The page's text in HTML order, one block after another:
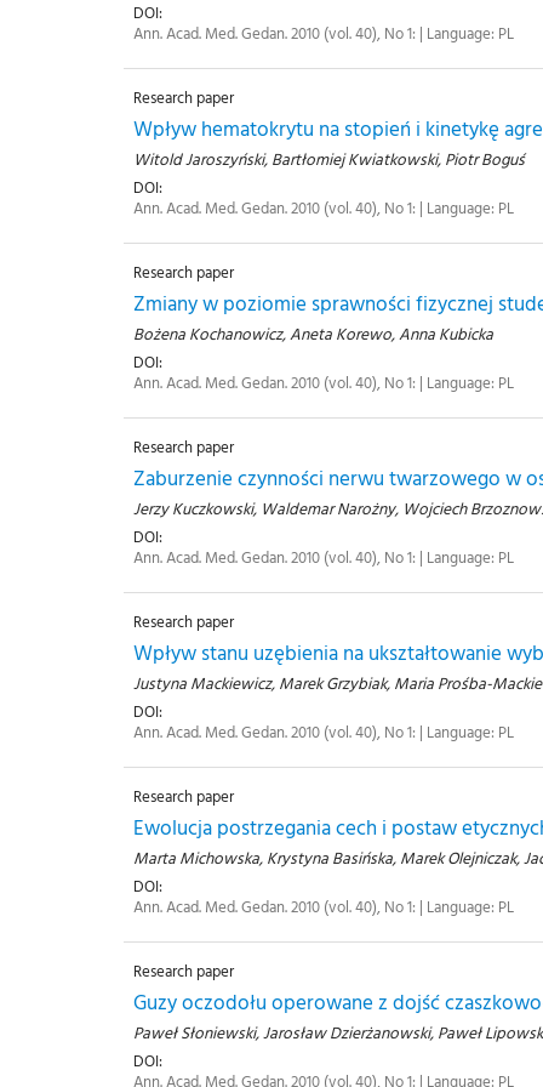
DOI:
Ann. Acad. Med. Gedan. 2010 (vol. 40), No 1: | Language: PL
Research paper
Wpływ hematokrytu na stopień i kinetykę
Witold Jaroszyński, Bartłomiej Kwiatkowski, Piotr Boguś
DOI:
Ann. Acad. Med. Gedan. 2010 (vol. 40), No 1: | Language: PL
Research paper
Zmiany w poziomie sprawności fizycznej
Bożena Kochanowicz, Aneta Korewo, Anna Kubicka
DOI:
Ann. Acad. Med. Gedan. 2010 (vol. 40), No 1: | Language: PL
Research paper
Zaburzenie czynności nerwu twarzowego w
Jerzy Kuczkowski, Waldemar Narożny, Wojciech
DOI:
Ann. Acad. Med. Gedan. 2010 (vol. 40), No 1: | Language: PL
Research paper
Wpływ stanu uzębienia na ukształtowanie
Justyna Mackiewicz, Marek Grzybiak, Maria Prośba-
DOI:
Ann. Acad. Med. Gedan. 2010 (vol. 40), No 1: | Language: PL
Research paper
Ewolucja postrzegania cech i postaw
Marta Michowska, Krystyna Basińska, Marek Olejniczak,
DOI:
Ann. Acad. Med. Gedan. 2010 (vol. 40), No 1: | Language: PL
Research paper
Guzy oczodołu operowane z dojść
Paweł Słoniewski, Jarosław Dzierżanowski, Paweł
DOI:
Ann. Acad. Med. Gedan. 2010 (vol. 40), No 1: | Language: PL